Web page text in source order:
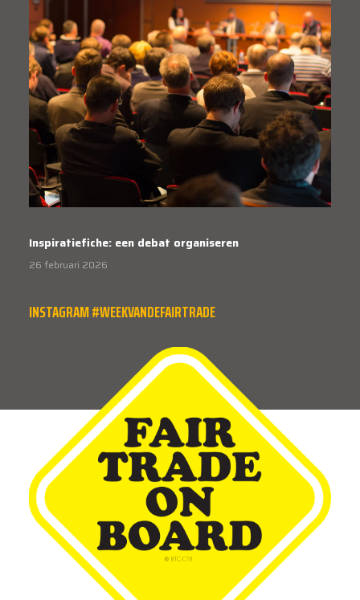
Inspiratiefiche: een debat organiseren
26 februari 2026
INSTAGRAM #WEEKVANDEFAIRTRADE